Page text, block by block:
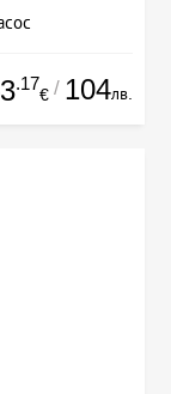
.17
€ / 104лв.